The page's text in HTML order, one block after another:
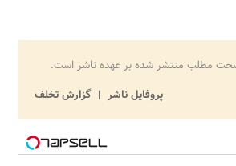
صحت مطلب منتشر شده بر عهده ناشر است.
پروفایل ناشر
گزارش تخلف